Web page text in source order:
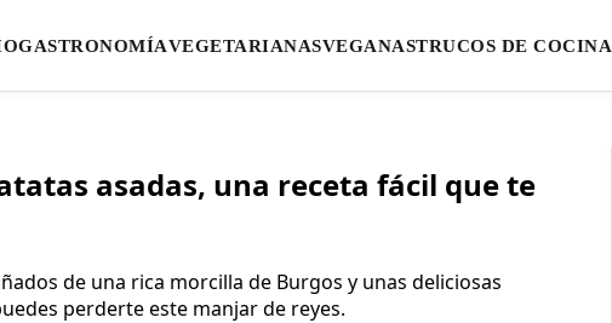
GASTRONOMÍAVEGETARIANASVEGANASTRUCOS DE COCINA
asadas, una receta fácil que te
de una rica morcilla de Burgos y unas deliciosas
perderte este manjar de reyes.